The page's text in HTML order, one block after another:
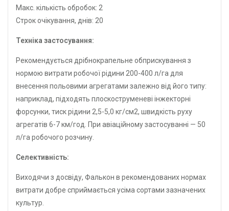
Макс. кількість обробок: 2
Строк очікування, днів: 20
Техніка застосування:
Рекомендується дрібнокрапельне обприскування з
нормою витрати робочої рідини 200-400 л/га для
внесення польовими агрегатами залежно від його типу:
наприклад, підходять плоскоструменеві інжекторні
форсунки, тиск рідини 2,5-5,0 кг/см2, швидкість руху
агрегатів 6-7 км/год. При авіаційному застосуванні — 50
л/га робочого розчину.
Селективність:
Виходячи з досвіду, Фалькон в рекомендованих нормах
витрати добре сприймається усіма сортами зазначених
культур.